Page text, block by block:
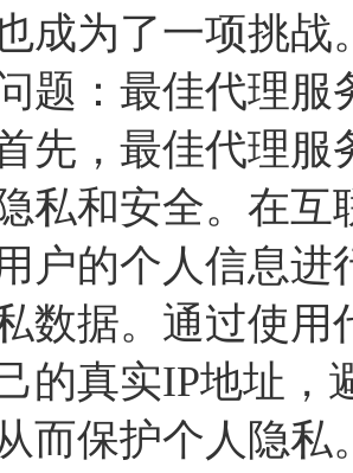
成为了一项挑
题：最佳代理服
先，最佳代理服
私和安全。在
户的个人信息进
数据。通过使
的真实IP地址，
而保护个人隐私